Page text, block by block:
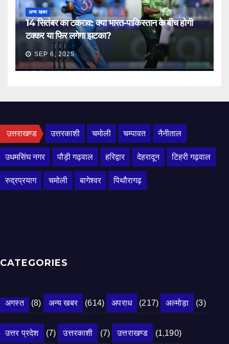
अन्य खबर
14 सितंबर का टकराव: क्या भारत-पाकिस्तान के बीच होगी
टक्कर या फिर लगेगा झटका?
SEP 6, 2025
उत्तराखण्ड उत्तरकाशी चमोली चम्पावत नैनीताल
उधमसिंघ नगर पौड़ी गढ़वाल हरिद्वार देहरादून टिहरी गढ़वाल
रुद्रप्रयाग चमोली बागेश्वर पिथौरागढ़
CATEGORIES
अगस्त (8) अन्य खबर (614) अपराध (217) अल्मोड़ा (3)
उत्तर प्रदेश (7) उत्तरकाशी (7) उत्तराखण्ड (1,190)